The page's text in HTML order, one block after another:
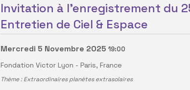
Invitation à l'enregistrement du
Entretien de Ciel & Espace
Mercredi 5 Novembre 2025 19:00
Fondation Victor Lyon - Paris, France
Thème : Extraordinaires planètes extrasolaires